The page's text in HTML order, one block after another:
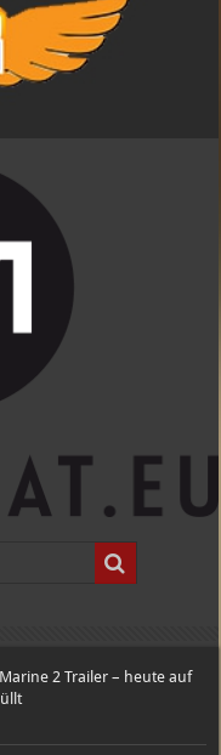
2 Trailer – heute auf